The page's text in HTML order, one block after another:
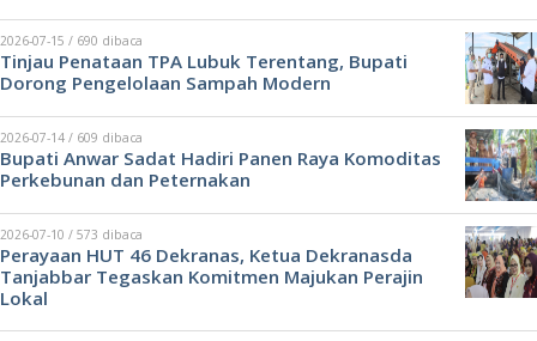
2026-07-15 / 690 dibaca
Tinjau Penataan TPA Lubuk Terentang, Bupati
Dorong Pengelolaan Sampah Modern
2026-07-14 / 609 dibaca
Bupati Anwar Sadat Hadiri Panen Raya Komoditas
Perkebunan dan Peternakan
2026-07-10 / 573 dibaca
Perayaan HUT 46 Dekranas, Ketua Dekranasda
Tanjabbar Tegaskan Komitmen Majukan Perajin
Lokal